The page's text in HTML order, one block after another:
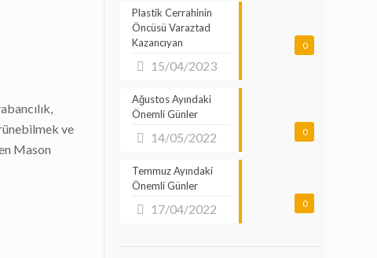
ve
Mason
0
Plastik Cerrahinin
Öncüsü Varaztad
Kazancıyan
15/04/2023
0
Ağustos Ayındaki
Önemli Günler
14/05/2022
0
Temmuz Ayındaki
Önemli Günler
17/04/2022